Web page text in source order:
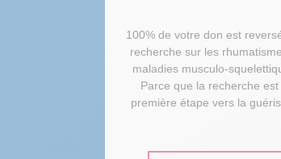
100% de votre don est
recherche sur les
maladies musculo-
Parce que la recherche est
première étape vers la